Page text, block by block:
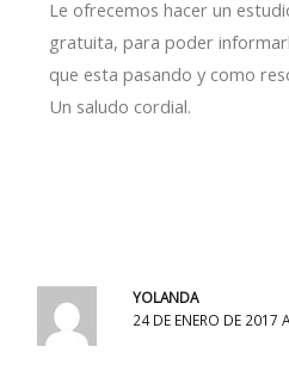
Le ofrecemos hacer un
gratuita, para poder
que esta pasando y como
Un saludo cordial.
YOLANDA
24 DE ENERO DE 2017